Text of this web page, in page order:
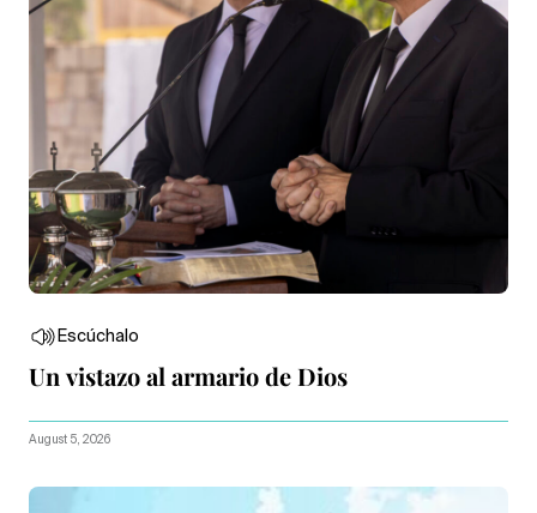
Escúchalo
Un vistazo al armario de Dios
August 5, 2026